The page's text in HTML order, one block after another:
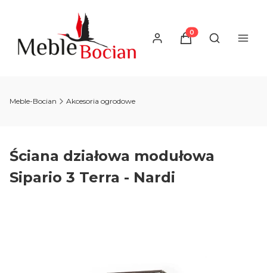
Produkty w
Otwórz
Meble-Bocian Akcesoria ogrodowe
Ściana działowa modułowa
Sipario 3 Terra - Nardi